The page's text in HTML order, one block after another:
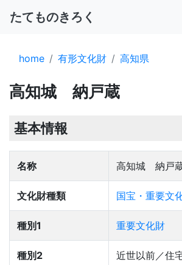
たてものきろく
home 有形文化財 高知県
高知城 納戸蔵
基本情報
名称 高知城 納戸
文化財種類 国宝・重要文
種別1 重要文化財
種別2 近世以前／住